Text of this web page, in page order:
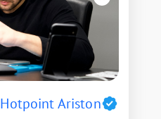
Ariston